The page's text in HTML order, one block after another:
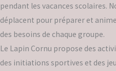
pendant les vacances scolaires.
déplacent pour préparer et
des besoins de chaque groupe.
Le Lapin Cornu propose des
des initiations sportives et des